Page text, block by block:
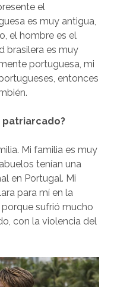
el
es muy antigua,
el hombre es el
brasilera es muy
portuguesa, mi
entonces
patriarcado?
Mi familia es muy
tenían una
en Portugal. Mi
para mí en la
sufrió mucho
con la violencia del